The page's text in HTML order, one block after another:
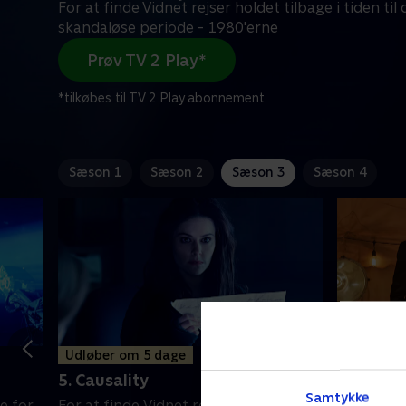
Samtykke
For at finde Vidnet rejser holdet tilbage i tiden til
skandaløse periode - 1980'erne
Prøv TV 2 Play*
*tilkøbes til TV 2 Play abonnement
Sæson 1 Sæson 2 Sæson 3 Sæson 4
Udløber om 5 dage
5. Causality